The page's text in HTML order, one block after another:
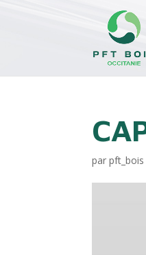
parpft_bois